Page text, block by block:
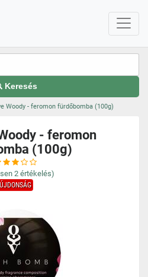
Keresés
Woody - feromon fürdőbomba (100g)
- feromon
(100g)
2 értékelés)
ÚJDONSÁG